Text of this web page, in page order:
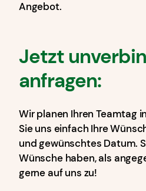
Angebot.
Jetzt
anfragen:
Wir planen Ihren Teamtag
Sie uns einfach Ihre
und gewünschtes Datum.
Wünsche haben, als
gerne auf uns zu!